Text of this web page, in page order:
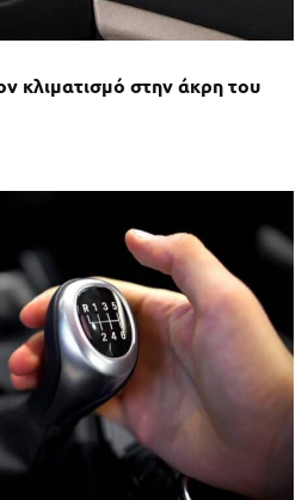
κλιματισμό στην άκρη του